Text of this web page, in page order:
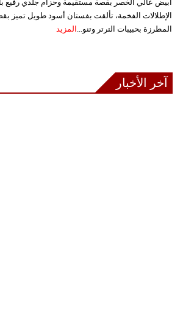
أبيض عالي الخصر بقصة مستقيمة وحزام جلدي رفيع
الإطلالات الفخمة، تألقت بفستان أسود طويل تميز
المطرزة بحبيبات الترتر وتنو... المزيد
آخر الأخبار